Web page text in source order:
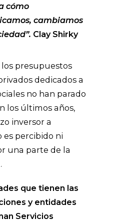
cómo
cambiamos
Clay Shirky
los presupuestos
dedicados a
no han parado
los últimos años,
inversor a
es percibido ni
una parte de la
que tienen las
y entidades
Servicios